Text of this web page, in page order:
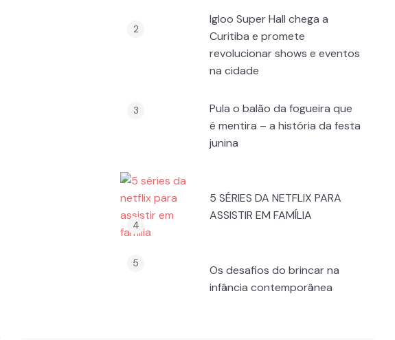
Igloo Super Hall chega a
Curitiba e promete
revolucionar shows e eventos
na cidade
Pula o balão da fogueira que
é mentira – a história da festa
junina
5 SÉRIES DA NETFLIX PARA
ASSISTIR EM FAMÍLIA
Os desafios do brincar na
infância contemporânea